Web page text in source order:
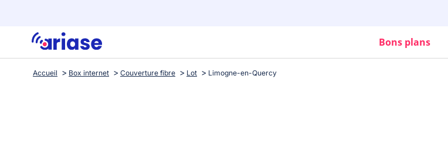
Bons plans
Accueil Box internet Couverture fibre Lot Limogne-en-Quercy